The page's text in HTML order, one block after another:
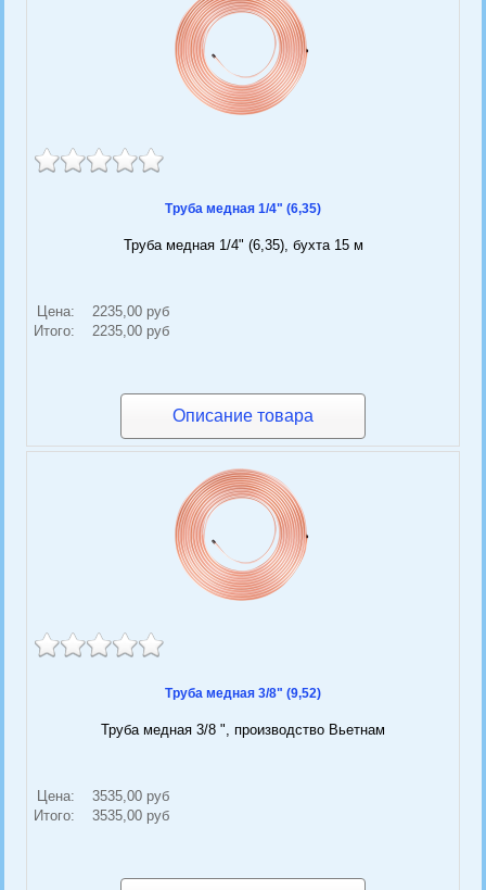
Труба медная 1/4" (6,35)
Труба медная 1/4" (6,35), бухта 15 м
Цена:
2235,00 руб
Итого:
2235,00 руб
Описание товара
Труба медная 3/8" (9,52)
Труба медная 3/8 ", производство Вьетнам
Цена:
3535,00 руб
Итого:
3535,00 руб